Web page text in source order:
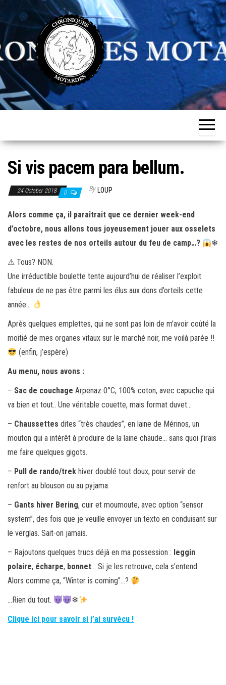
to
the
content
Chroniques
de
Si vis pacem para bellum.
24 October 2018 0 By LOUP
Alors comme ça, il paraîtrait que ce dernier week-end
d’octobre, nous allons tous joyeusement jouer aux osselets
avec les restes de nos orteils autour du feu de camp…?
❄
⚠ Tous? NON.
Une irréductible boulette tente aujourd’hui de réaliser l’exploit
fabuleux de ne pas être parmi les élus aux dons d’orteils cette
année…
Après quelques emplettes, qui ne sont pas loin de m’avoir coûté la
moitié de mes organes vitaux sur le marché noir, me voilà parée !!
(enfin, j’espère)
Au menu, nous avons :
– Sac de couchage Arpenaz 0°C, 100% coton, avec capuche qui
va bien et tout.. Une véritable couette, mais format duvet…
– Chaussettes dites “très chaudes”, en laine de Mérinos, un
mouton qui a intérêt à produire de la laine chaude… sans quoi j’irais
me faire quelques gigots.
– Pull de rando/trek hiver doublé tout doux, pour servir de
renfort au blouson ou au pyjama.
– Gants hiver Bering, cuir et moumoute, avec option “sensor
system”, des fois que je veuille envoyer un texto en conduisant sur
le verglas. Sait-on jamais.
– Rajoutons quelques trucs déjà en ma possession : leggin
polaire, écharpe, bonnet… Si je les retrouve, cela s’entend.
Alors comme ça, “Winter is coming”…?
…Rien du tout.
❄
Clique ici pour savoir si j’ai survécu !